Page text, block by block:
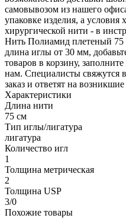
самовывозом из нашего
упаковке изделия, а
хирургической нити - в
Нить Полиамид плетеный 75
длина иглы от 30 мм,
товаров в корзину,
нам. Специалисты свяжутся
заказ и ответят на
Характеристики
Длина нити
75 см
Тип иглы/лигатура
лигатура
Количество игл
1
Толщина метрическая
2
Толщина USP
3/0
Похожие товары